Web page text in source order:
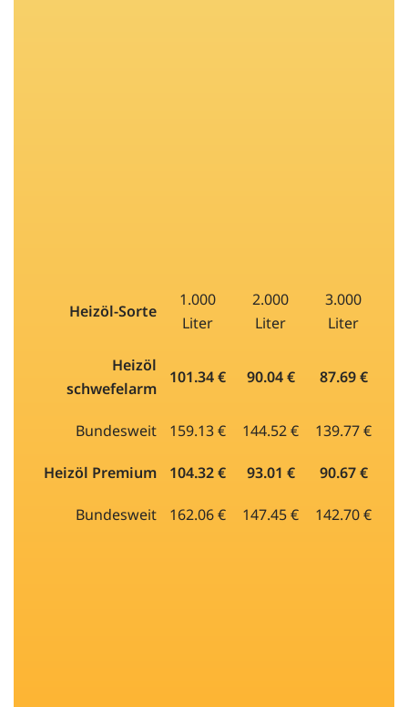
Heizöl-Sorte
1.000
Liter
2.000
Liter
3.000
Liter
Heizöl
schwefelarm
101.34 € 90.04 € 87.69 €
Bundesweit 159.13 € 144.52 € 139.77 €
Heizöl Premium 104.32 € 93.01 € 90.67 €
Bundesweit 162.06 € 147.45 € 142.70 €